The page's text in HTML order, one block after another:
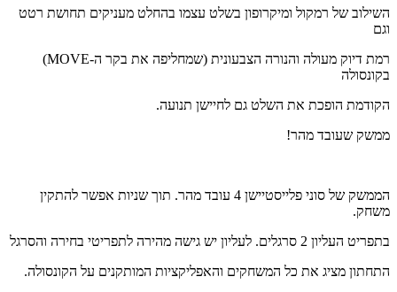
השילוב של רמקול ומיקרופון בשלט עצמו בהחלט מעניקים תחושת רטט
וגם
רמת דיוק מעולה והנורה הצבעונית (שמחליפה את בקר ה-MOVE)
בקונסולה
הקודמת הופכת את השלט גם לחיישן תנועה.
ממשק שעובד מהר!
הממשק של סוני פלייסטיישן 4 עובד מהר. תוך שניות אפשר להתקין
משחק.
בתפריט העליון 2 סרגלים. לעליון יש גישה מהירה לתפריטי בחירה והסרגל
התחתון מציג את כל המשחקים והאפליקציות המותקנים על הקונסולה.